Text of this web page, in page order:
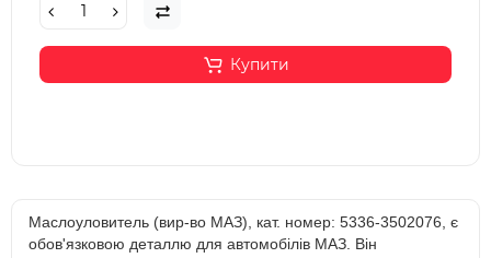
Купити
Маслоуловитель (вир-во МАЗ), кат. номер: 5336-3502076, є
обов'язковою деталлю для автомобілів МАЗ. Він